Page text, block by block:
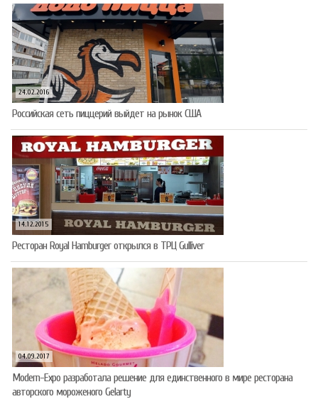
24.02.2016
Российская сеть пиццерий выйдет на рынок США
14.12.2015
Ресторан Royal Hamburger открылся в ТРЦ Gulliver
04.09.2017
Modern-Expo разработала решение для единственного в мире ресторана
авторского мороженого Gelarty